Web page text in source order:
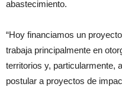
abastecimiento.
“Hoy financiamos un
trabaja principalmente en
territorios y, particularmente,
postular a proyectos de